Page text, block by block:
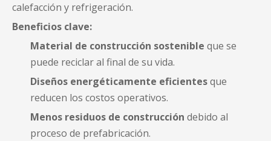
calefacción y refrigeración.
Beneficios clave:
Material de construcción sostenible que se
puede reciclar al final de su vida.
Diseños energéticamente eficientesque
reducen los costos operativos.
Menos residuos de construcción debido al
proceso de prefabricación.